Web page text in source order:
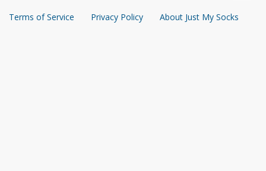
Terms of Service Privacy Policy About Just My Socks